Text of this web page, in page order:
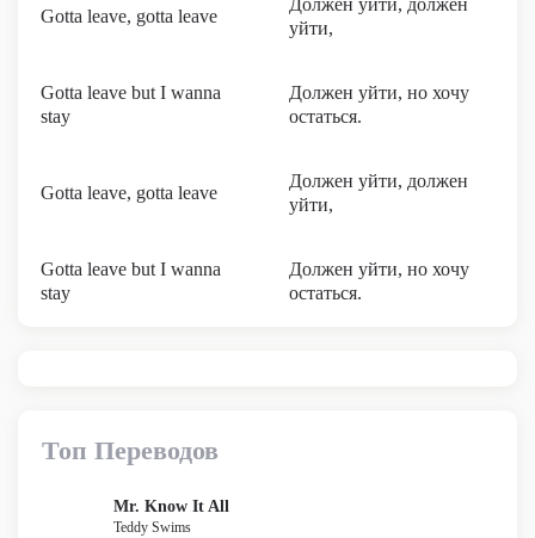
Gotta leave, gotta leave
Должен уйти, должен
уйти,
Gotta leave but I wanna
stay
Должен уйти, но хочу
остаться.
Gotta leave, gotta leave
Должен уйти, должен
уйти,
Gotta leave but I wanna
stay
Должен уйти, но хочу
остаться.
Топ Переводов
Mr. Know It All
Teddy Swims